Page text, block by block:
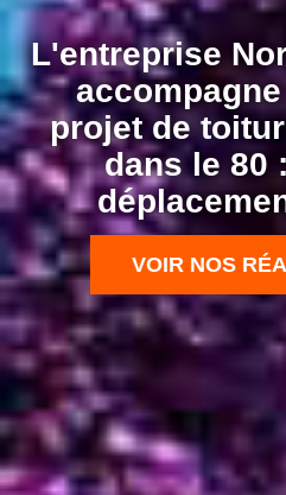
L'entreprise
projet de
dans le 80
VOIR NOS